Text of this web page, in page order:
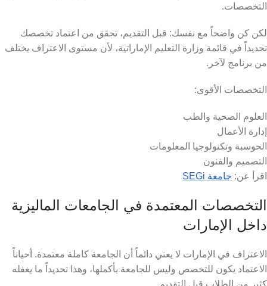
التخصصات.
لكن كن واضحاً مع نفسك: قبل التقديم، تحقق من اعتماد تخصصك
تحديداً في قائمة وزارة التعليم الإماراتية، لأن مستوى الاعتراف يختلف
من برنامج لآخر.
التخصصات الأقوى:
العلوم الصحية والطب
إدارة الأعمال
الحوسبة وتكنولوجيا المعلومات
التصميم والفنون
اقرأ عن: جامعة SEGi
التخصصات المعتمدة في الجامعات الماليزية
داخل الإمارات
الاعتراف في الإمارات لا يعني دائماً أن الجامعة كاملة معتمدة. أحياناً
الاعتماد يكون للتخصص وليس للجامعة بأكملها، وهذا تحديداً ما يغفله
كثير من الطلاب قبل التقديم.